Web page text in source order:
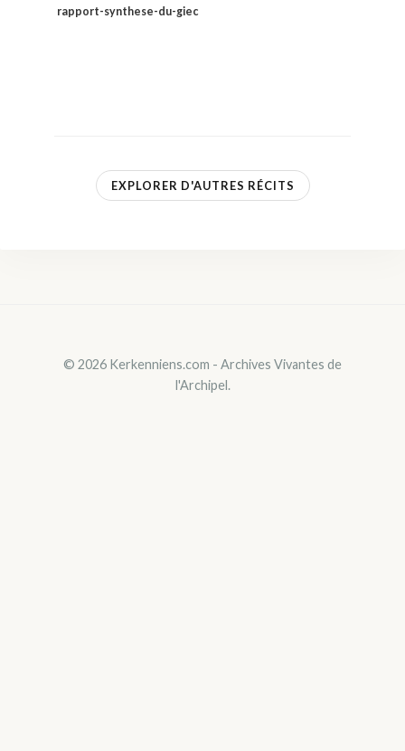
rapport-synthese-du-giec
EXPLORER D'AUTRES RÉCITS
© 2026 Kerkenniens.com - Archives Vivantes de
l'Archipel.